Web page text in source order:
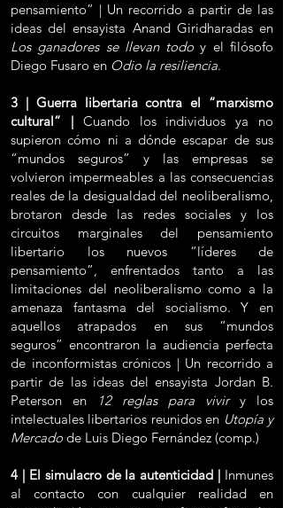
pensamiento” | Un recorrido a partir de las
ideas del ensayista Anand Giridharadas en
Los ganadores se llevan todo y el filósofo
Diego Fusaro en Odio la resiliencia.
3 | Guerra libertaria contra el “marxismo
cultural” |Cuando los individuos ya no
supieron cómo ni a dónde escapar de sus
“mundos seguros” y las empresas se
volvieron impermeables a las consecuencias
reales de la desigualdad del neoliberalismo,
brotaron desde las redes sociales y los
circuitos marginales del pensamiento
libertario los nuevos “líderes de
pensamiento”, enfrentados tanto a las
limitaciones del neoliberalismo como a la
amenaza fantasma del socialismo. Y en
aquellos atrapados en sus “mundos
seguros” encontraron la audiencia perfecta
de inconformistas crónicos | Un recorrido a
partir de las ideas del ensayista Jordan B.
Peterson en
12 reglas para viviry los
intelectuales libertarios reunidos en Utopía y
Mercado de Luis Diego Fernández (comp.)
4 | El simulacro de la autenticidad | Inmunes
al contacto con cualquier realidad en